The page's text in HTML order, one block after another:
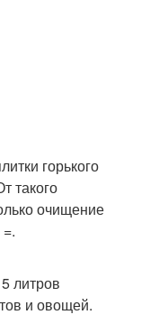
горького
такого
очищение
литров
и овощей.